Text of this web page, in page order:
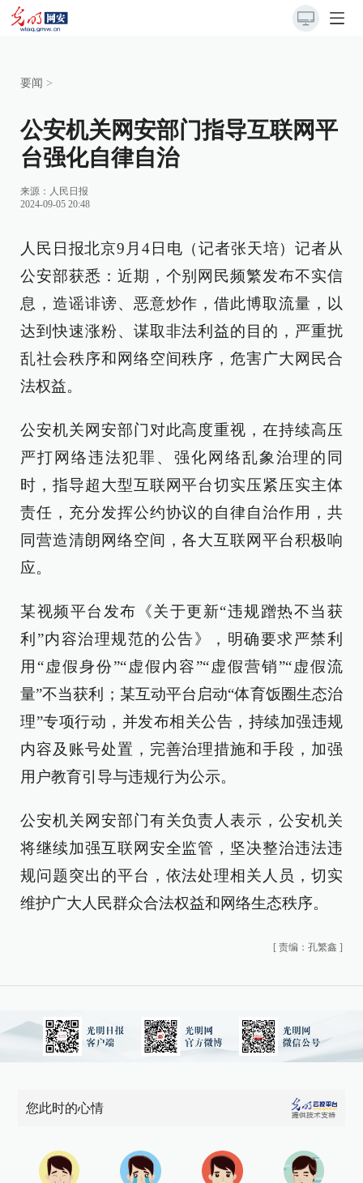
要闻 >
公安机关网安部门指导互联网平
台强化自律自治
来源： 人民日报
2024-09-05 20:48
人民日报北京9月4日电（记者张天培）记者从
公安部获悉：近期，个别网民频繁发布不实信
息，造谣诽谤、恶意炒作，借此博取流量，以
达到快速涨粉、谋取非法利益的目的，严重扰
乱社会秩序和网络空间秩序，危害广大网民合
法权益。
公安机关网安部门对此高度重视，在持续高压
严打网络违法犯罪、强化网络乱象治理的同
时，指导超大型互联网平台切实压紧压实主体
责任，充分发挥公约协议的自律自治作用，共
同营造清朗网络空间，各大互联网平台积极响
应。
某视频平台发布《关于更新“违规蹭热不当获
利”内容治理规范的公告》，明确要求严禁利
用“虚假身份”“虚假内容”“虚假营销”“虚假流
量”不当获利；某互动平台启动“体育饭圈生态治
理”专项行动，并发布相关公告，持续加强违规
内容及账号处置，完善治理措施和手段，加强
用户教育引导与违规行为公示。
公安机关网安部门有关负责人表示，公安机关
将继续加强互联网安全监管，坚决整治违法违
规问题突出的平台，依法处理相关人员，切实
维护广大人民群众合法权益和网络生态秩序。
[ 责编：孔繁鑫 ]
您此时的心情